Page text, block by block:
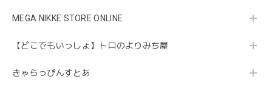
MEGA NIKKE STORE ONLINE
【どこでもいっしょ】トロのよりみち屋
きゃらっぴんすとあ